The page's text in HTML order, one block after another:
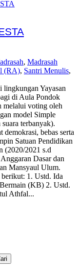
, Madrasah
(RA), Santri Menulis,
lingkungan Yayasan
di Aula Pondok
melalui voting oleh
model Simple
terbanyak).
demokrasi, bebas serta
Satuan Pendidikan
(2020/2021 s.d
Dasar dan
Mansyaul Ulum.
1. Ustd. Ida
(KB) 2. Ustd.
Athfal...